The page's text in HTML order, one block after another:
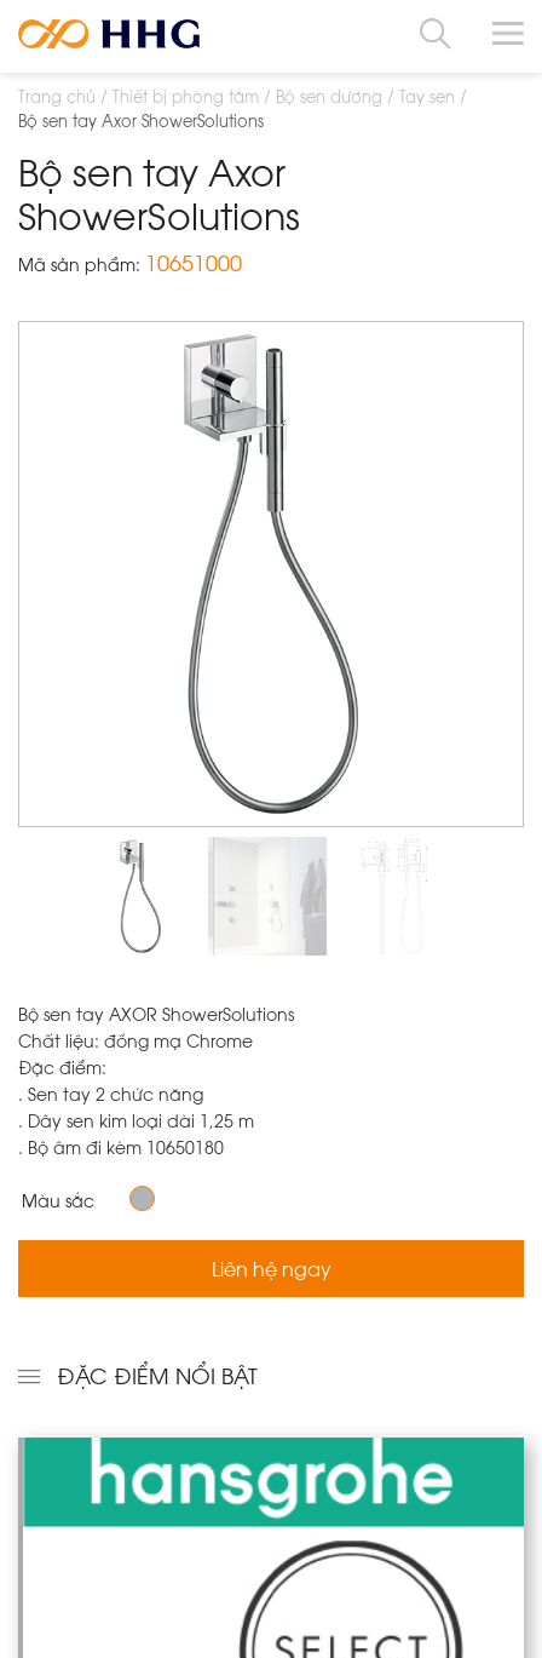
Trang chủ Thiết bị phòng tắm Bộ sen dương
Tay sen
Bộ sen tay Axor ShowerSolutions
Bộ sen tay Axor
ShowerSolutions
Mã sản phẩm: 10651000
Bộ sen tay AXOR ShowerSolutions
Chất liệu: đồng mạ Chrome
Đặc điểm:
. Sen tay 2 chức năng
. Dây sen kim loại dài 1,25 m
. Bộ âm đi kèm 10650180
Màu sắc
Liên hệ ngay
ĐẶC ĐIỂM NỔI BẬT